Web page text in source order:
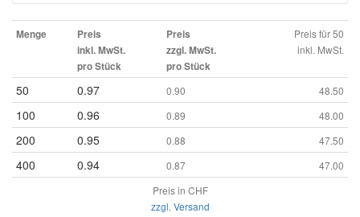
Menge
Preis
inkl. MwSt.
pro Stück
Preis
zzgl. MwSt.
pro Stück
Preis für 50
inkl. MwSt.
50 0.97 0.90 48.50
100 0.96 0.89 48.00
200 0.95 0.88 47.50
400 0.94 0.87
47.00
Preis in CHF
zzgl. Versand